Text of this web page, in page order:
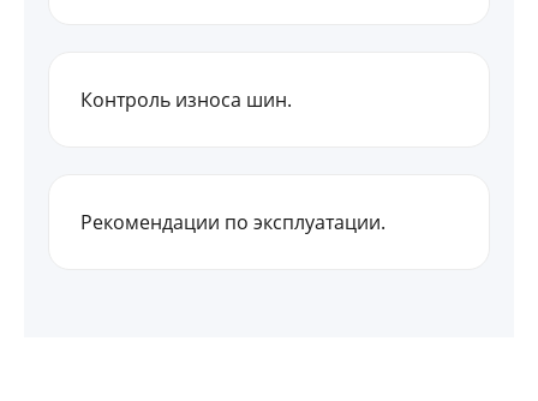
Контроль износа шин.
Рекомендации по эксплуатации.